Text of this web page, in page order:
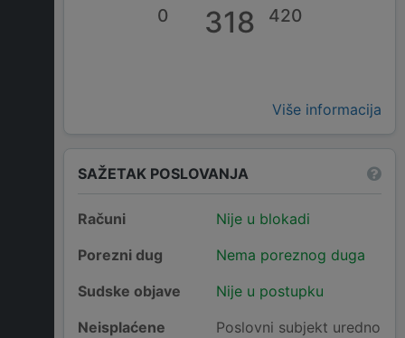
0 318 420
Više informacija
SAŽETAK POSLOVANJA
Računi
Nije u blokadi
Porezni dug
Nema poreznog duga
Sudske objave
Nije u postupku
Neisplaćene
Poslovni subjekt uredno